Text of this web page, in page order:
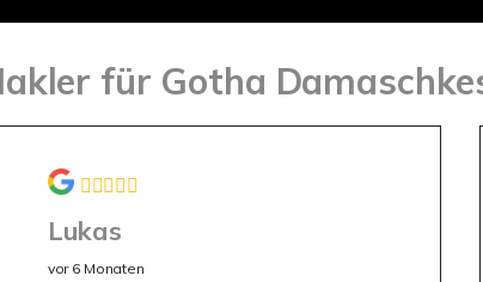
für Gotha
Lukas
vor 6 Monaten